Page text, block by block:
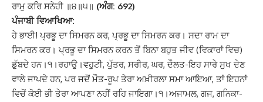
ਰਾਮੁ ਕਰਿ ਸਨੇਹੀ ॥੪॥੫॥ (ਅੰਗ: 692)
ਪੰਜਾਬੀ ਵਿਆਖਿਆ:
ਹੇ ਭਾਈ! ਪ੍ਰਭੂ ਦਾ ਸਿਮਰਨ ਕਰ, ਪ੍ਰਭੂ ਦਾ ਸਿਮਰਨ ਕਰ। ਸਦਾ ਰਾਮ ਦਾ
ਸਿਮਰਨ ਕਰ। ਪ੍ਰਭੂ ਦਾ ਸਿਮਰਨ ਕਰਨ ਤੋਂ ਬਿਨਾ ਬਹੁਤ ਜੀਵ (ਵਿਕਾਰਾਂ ਵਿਚ)
ਡੁੱਬਦੇ ਹਨ।੧।ਰਹਾਉ।ਵਹੁਟੀ, ਪੁੱਤਰ, ਸਰੀਰ, ਘਰ, ਦੌਲਤ-ਇਹ ਸਾਰੇ ਸੁਖ ਦੇਣ
ਵਾਲੇ ਜਾਪਦੇ ਹਨ, ਪਰ ਜਦੋਂ ਮੌਤ-ਰੂਪ ਤੇਰਾ ਅਖ਼ੀਰਲਾ ਸਮਾ ਆਇਆ, ਤਾਂ ਇਹਨਾਂ
ਵਿਚੋਂ ਕੋਈ ਭੀ ਤੇਰਾ ਆਪਣਾ ਨਹੀਂ ਰਹਿ ਜਾਇਗਾ।੧।ਅਜਾਮਲ, ਗਜ, ਗਨਿਕਾ-